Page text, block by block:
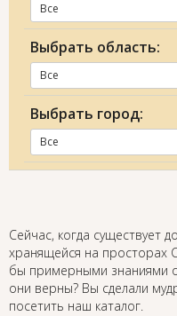
Все
Выбрать область:
Все
Выбрать город:
Все
Сейчас, когда существует
хранящейся на просторах
бы примерными знаниями
они верны? Вы сделали
посетить наш каталог.